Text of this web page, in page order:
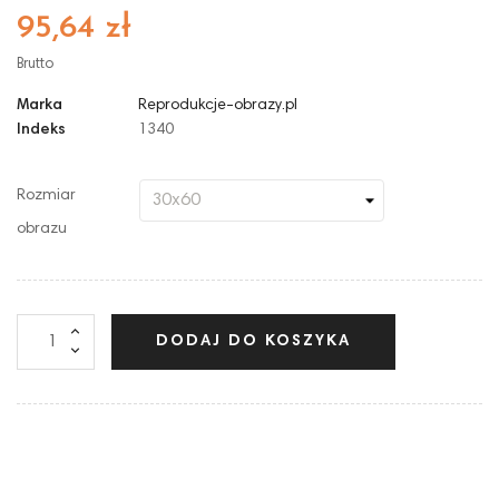
95,64 zł
Brutto
Marka
Reprodukcje-obrazy.pl
Indeks
1340
Rozmiar
obrazu
DODAJ DO KOSZYKA